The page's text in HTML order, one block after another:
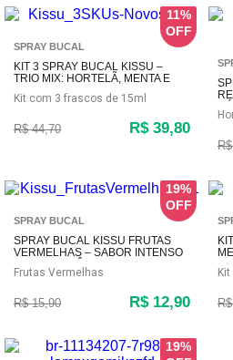
11%
SPRAY BUCAL
KIT 3 SPRAY BUCAL KISSU –
TRIO MIX: HORTELÃ, MENTA E
FRUTAS VERMELHAS
Kit com 3 frascos de 15ml
R$ 44,70 R$ 39,80
19%
SPRAY BUCAL
SPRAY BUCAL KISSU FRUTAS
VERMELHAS – SABOR INTENSO
E REFRESCÂNCIA (15ML)
Frutas Vermelhas
R$ 15,90 R$ 12,90
E
19%